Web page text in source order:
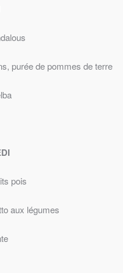
purée de pommes de terre
pois
aux légumes